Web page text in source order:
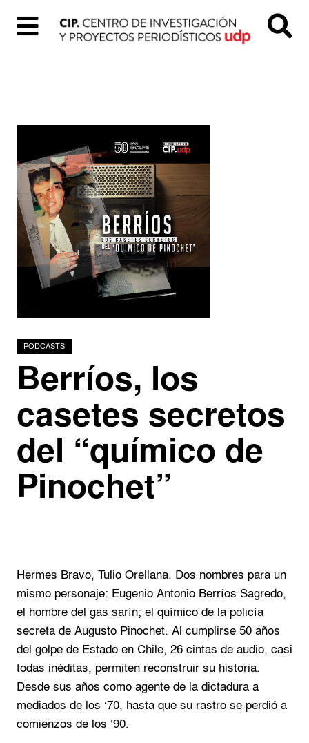
Quiénes
Somos
Colección
«Tal
Cual»
Proyectos
digitales
Podcasts
Investigadores
PODCASTS
Berríos, los
casetes secretos
del “químico de
Pinochet”
Hermes Bravo, Tulio Orellana. Dos nombres para un
mismo personaje: Eugenio Antonio Berríos Sagredo,
el hombre del gas sarín; el químico de la policía
secreta de Augusto Pinochet. Al cumplirse 50 años
del golpe de Estado en Chile, 26 cintas de audio, casi
todas inéditas, permiten reconstruir su historia.
Desde sus años como agente de la dictadura a
mediados de los ‘70, hasta que su rastro se perdió a
comienzos de los ‘90.